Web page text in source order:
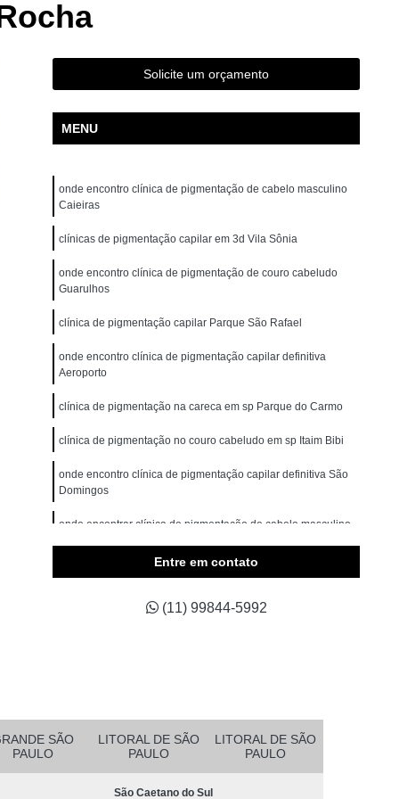
para Iniciantes Rio Grande da Serra
Curso de Pigmentação Capilar Ribeirão Pires
Capilar São Caetano do Sul
Micropigmentação Santo André
Capilar São Bernardo do Campo
Presencial Mauá
Micropigmentação Capilar 3d
Micropigmentação Capilar Masculina
Micropigmentação Capilar para Calvície
Micropigmentação Cabelo Feminino
Micropigmentação Cabelo Masculino
Micropigmentação Capilar 4d
Micropigmentação Capilar Cabelo Grande
Micropigmentação Capilar Fio a Fio
Micropigmentação Capilar Realista
Micropigmentação de Cabelo 3d
Micropigmentação Masculina Cabelo
Barba Fio a Fio Rio Grande da Serra
do Sul
Micropigmentação em Barba Mauá
Solicite um orçamento
MENU
onde encontro clínica de pigmentação de cabelo masculino
Caieiras
clínicas de pigmentação capilar em 3d Vila Sônia
onde encontro clínica de pigmentação de couro cabeludo
Guarulhos
clínica de pigmentação capilar Parque São Rafael
onde encontro clínica de pigmentação capilar definitiva
Aeroporto
clínica de pigmentação na careca em sp Parque do Carmo
clínica de pigmentação no couro cabeludo em sp Itaim Bibi
onde encontro clínica de pigmentação capilar definitiva São
Domingos
onde encontrar clínica de pigmentação de cabelo masculino
Entre em contato
(11) 99844-5992
SÃO
PAULO
LITORAL DE SÃO
PAULO
LITORAL DE SÃO
PAULO
São Caetano do Sul